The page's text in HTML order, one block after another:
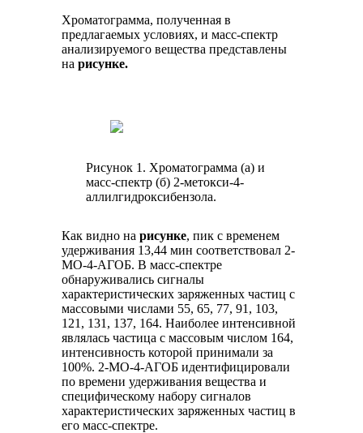
Хроматограмма, полученная в
предлагаемых условиях, и масс-спектр
анализируемого вещества представлены
нарисунке.
Рисунок 1. Хроматограмма (а) и
масс-спектр (б) 2-метокси-4-
аллилгидроксибензола.
Как видно нарисунке, пик с временем
удерживания 13,44 мин соответствовал 2-
МО-4-АГОБ. В масс-спектре
обнаруживались сигналы
характеристических заряженных частиц с
массовыми числами 55, 65, 77, 91, 103,
121, 131, 137, 164. Наиболее интенсивной
являлась частица с массовым числом 164,
интенсивность которой принимали за
100%. 2-МО-4-АГОБ идентифицировали
по времени удерживания вещества и
специфическому набору сигналов
характеристических заряженных частиц в
его масс-спектре.